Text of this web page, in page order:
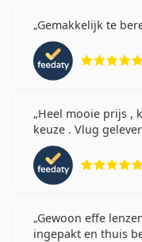
Gemakkelijk te
Heel mooie prijs ,
keuze . Vlug
Gewoon effe
ingepakt en thuis